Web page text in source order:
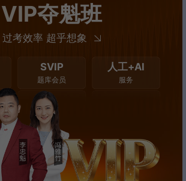
VIP夺魁班
过考效率 超乎想象
SVIP
题库会员
人工+AI
服务